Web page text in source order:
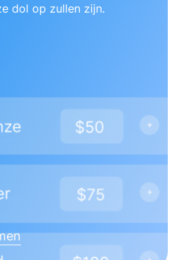
dol op zullen zijn.